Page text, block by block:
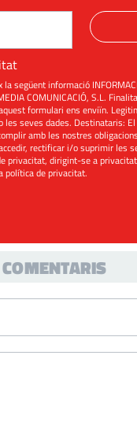
següent informació
COMUNICACIÓ, S.L.
formulari ens enviïn.
seves dades. Destinataris:
amb les nostres
rectificar i/o suprimir les
privacitat, dirigint-se a
política de privacitat.
COMENTARIS